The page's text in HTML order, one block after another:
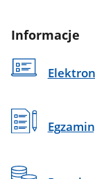
Informacje